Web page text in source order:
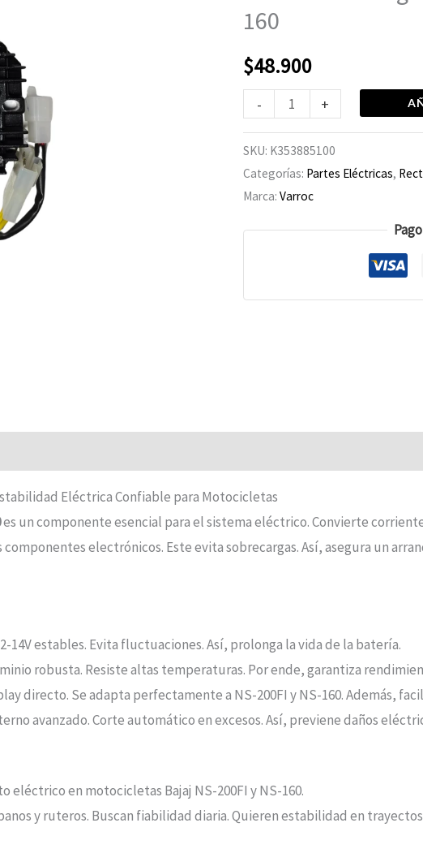
160
$48.900
-
160
+
SKU: K353885100
Categorías: Partes Eléctricas,
Marca: Varroc
Eléctrica Confiable para Motocicletas
es un componente esencial para el sistema eléctrico. Convierte
electrónicos. Este evita sobrecargas. Así, asegura un
14V estables. Evita fluctuaciones. Así, prolonga la vida de la batería.
robusta. Resiste altas temperaturas. Por ende, garantiza
directo. Se adapta perfectamente a NS-200FI y NS-160. Además,
avanzado. Corte automático en excesos. Así, previene daños
eléctrico en motocicletas Bajaj NS-200FI y NS-160.
y ruteros. Buscan fiabilidad diaria. Quieren estabilidad en